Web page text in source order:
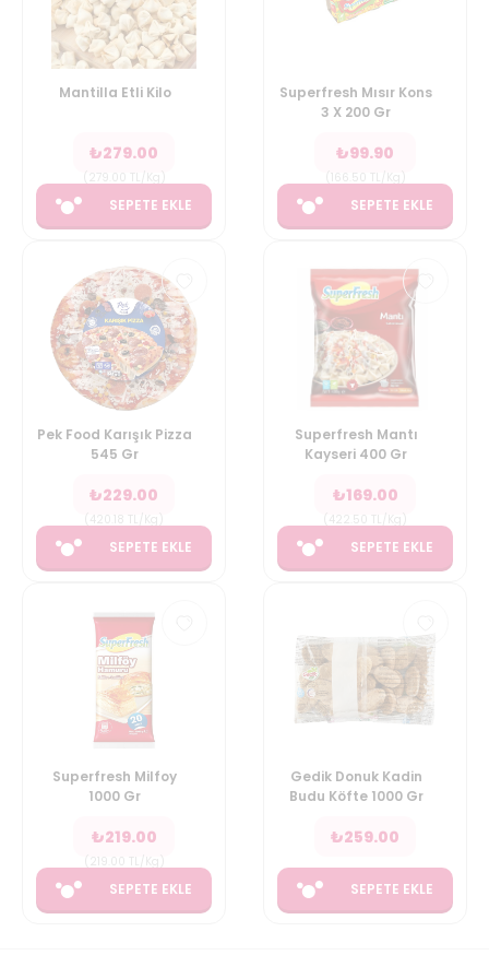
Mantilla Etli Kilo
₺279.00
SEPETE EKLE
Superfresh Mısır Kons
3 X 200 Gr
₺99.90
SEPETE EKLE
Pek Food Karışık Pizza
545 Gr
₺229.00
SEPETE EKLE
Superfresh Mantı
Kayseri 400 Gr
₺169.00
SEPETE EKLE
Superfresh Milfoy
1000 Gr
₺219.00
SEPETE EKLE
Gedik Donuk Kadin
Budu Köfte 1000 Gr
₺259.00
SEPETE EKLE